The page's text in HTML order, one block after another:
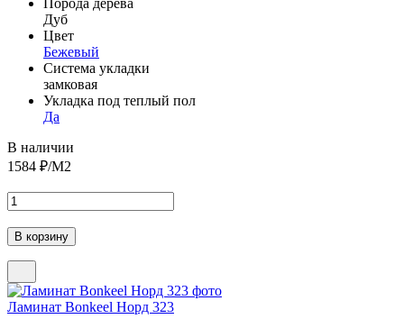
Дуб
Цвет
Бежевый
Система укладки
замковая
Укладка под теплый пол
Да
В наличии
1584 ₽/М2
Ламинат Bonkeel Норд 323